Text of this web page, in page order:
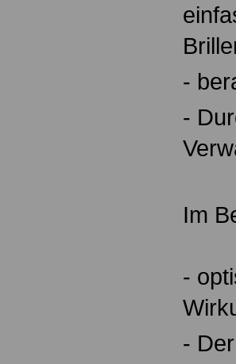
-
-
Im
-
-